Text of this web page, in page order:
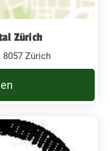
Zürich
Zürich